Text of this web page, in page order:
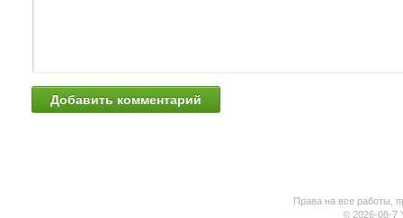
Права на все работы,
© 2026-08-7